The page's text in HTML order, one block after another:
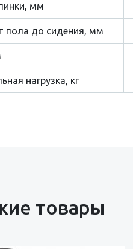
мм
пола до сидения, мм
нагрузка, кг
товары